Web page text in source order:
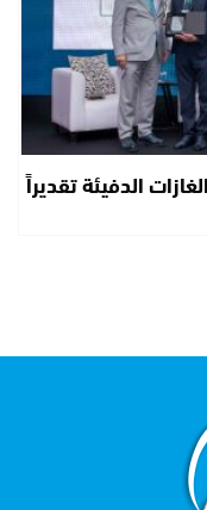
الدفيئة تقديراً